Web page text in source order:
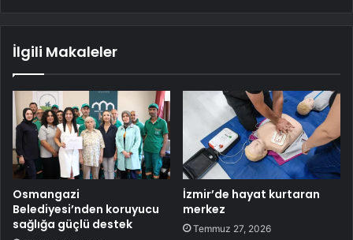
İlgili Makaleler
Osmangazi
Belediyesi’nden koruyucu
sağlığa güçlü destek
İzmir’de hayat kurtaran
merkez
Temmuz 27, 2026